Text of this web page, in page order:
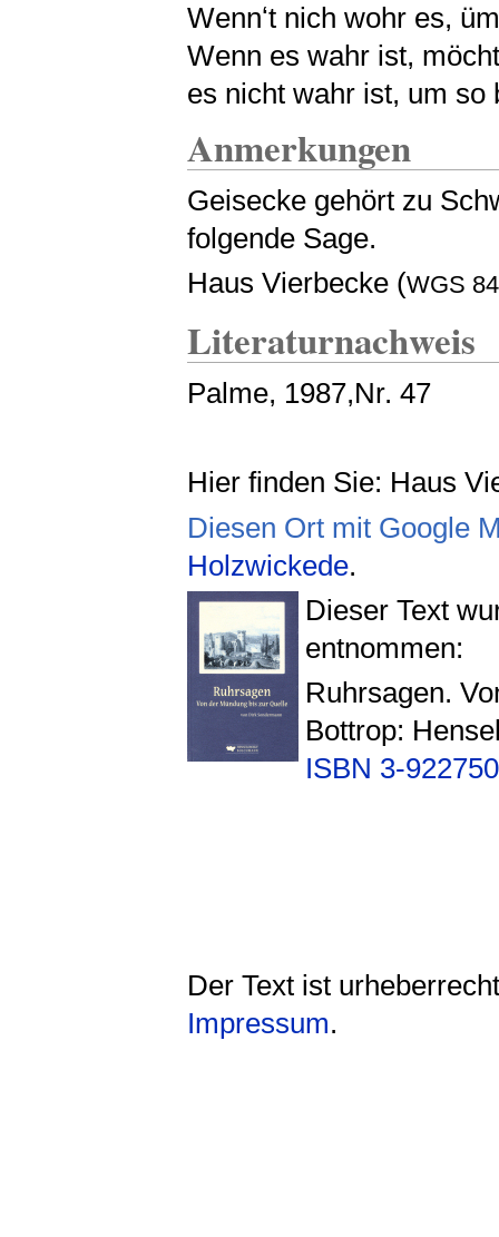
Wennʻt nich wohr es,
Wenn es wahr ist,
es nicht wahr ist, um so
Anmerkungen
Geisecke gehört zu
folgende Sage.
Haus Vierbecke (WGS
Literaturnachweis
Palme, 1987,Nr. 47
Hier finden Sie: Haus
Diesen Ort mit Google
Holzwickede.
Dieser Text
entnommen:
Ruhrsagen.
Bottrop:
ISBN 3-
Der Text ist
Impressum.